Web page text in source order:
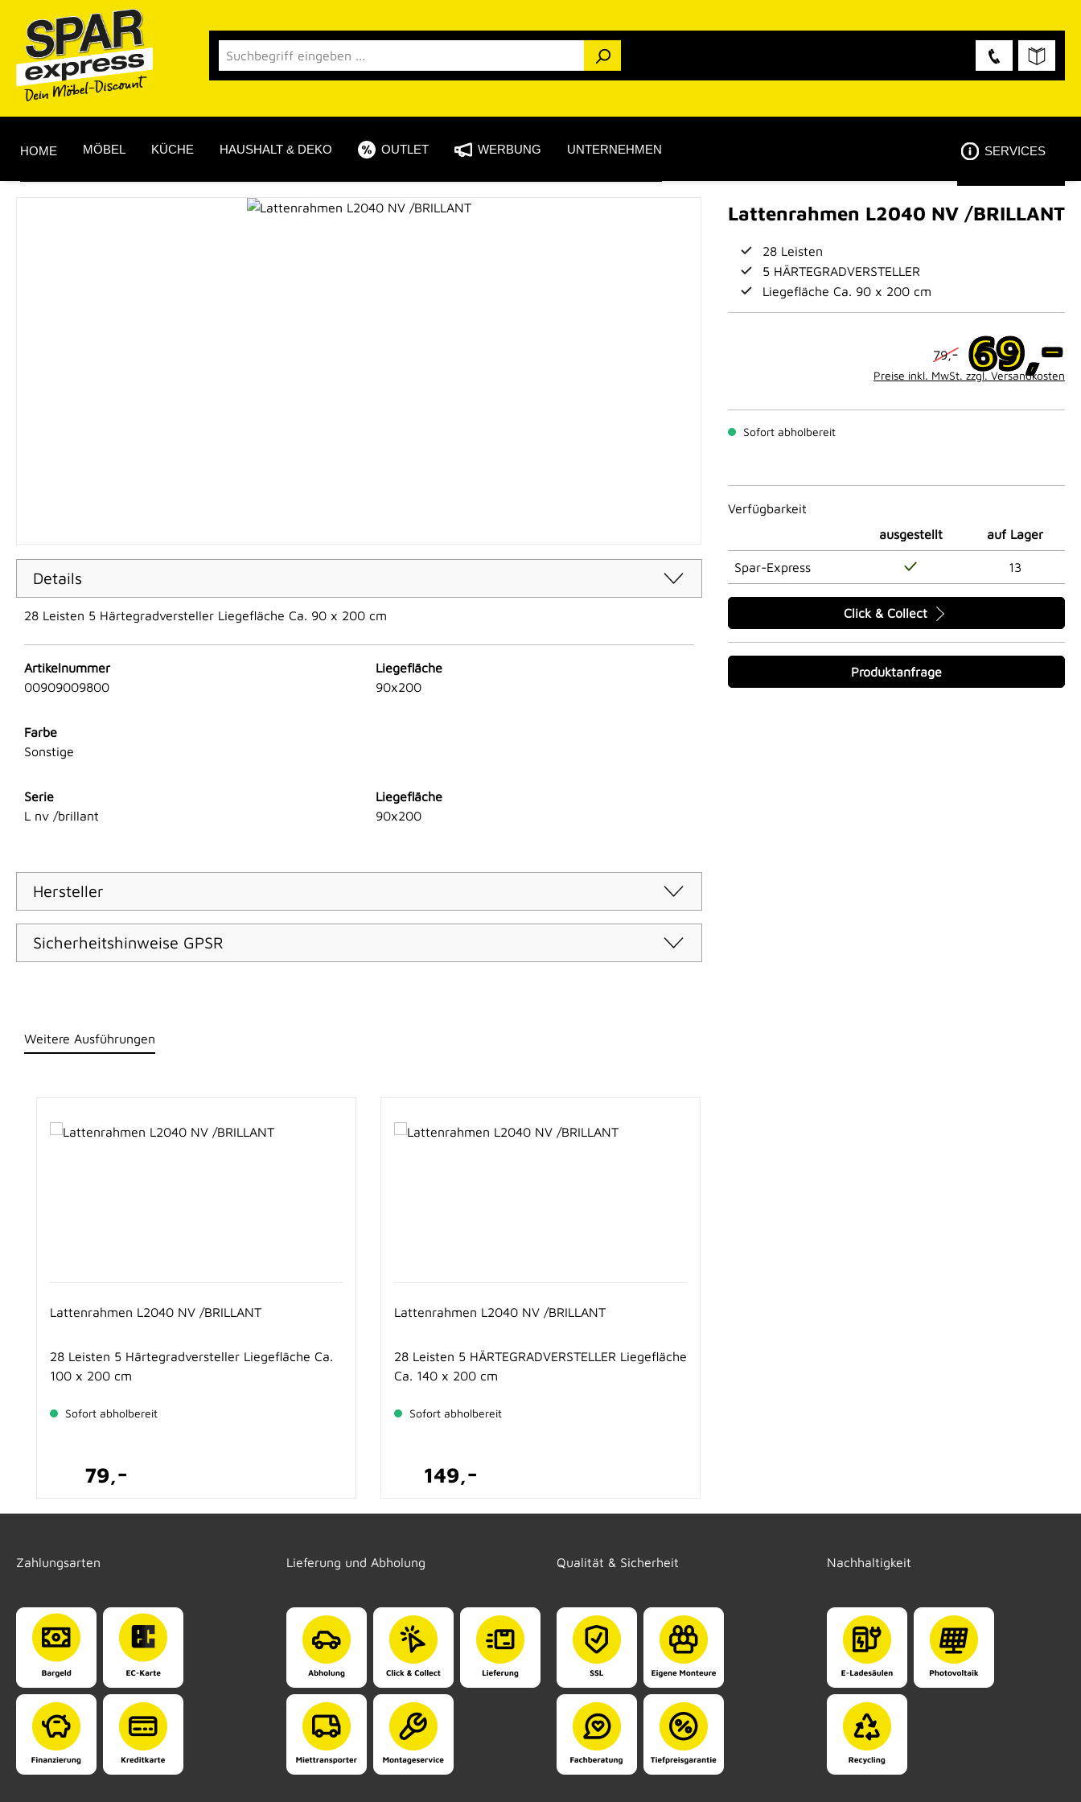
Hauptinhalt springen
Zur Suche springen
Zur Hauptnavigation springen
HOME MÖBEL KÜCHE HAUSHALT & DEKO OUTLET WERBUNG UNTERNEHMEN SERVICES
Lattenrahmen L2040 NV /BRILLANT
28 Leisten
5 HÄRTEGRADVERSTELLER
Liegefläche Ca. 90 x 200 cm
79,- 69,-
Preise inkl. MwSt. zzgl. Versandkosten
Sofort abholbereit
Verfügbarkeit
ausgestellt
auf Lager
Spar-Express 13
Click & Collect
Produktanfrage
Details
28 Leisten 5 Härtegradversteller Liegefläche Ca. 90 x 200 cm
Artikelnummer
00909009800
Liegefläche
90x200
Farbe
Sonstige
Serie
L nv /brillant
Liegefläche
90x200
Hersteller
Sicherheitshinweise GPSR
Weitere Ausführungen
Lattenrahmen L2040 NV /BRILLANT
28 Leisten 5 Härtegradversteller Liegefläche Ca.
100 x 200 cm
Sofort abholbereit
79,-
Lattenrahmen L2040 NV /BRILLANT
28 Leisten 5 HÄRTEGRADVERSTELLER Liegefläche
Ca. 140 x 200 cm
Sofort abholbereit
149,-
Zahlungsarten Lieferung und Abholung Qualität & Sicherheit Nachhaltigkeit